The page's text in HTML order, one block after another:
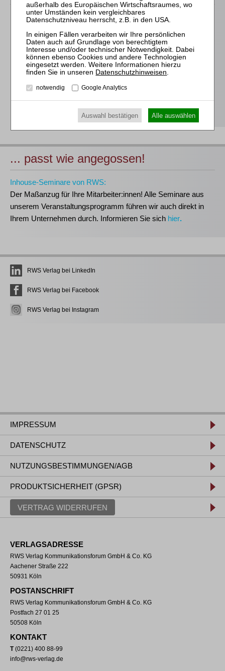
Für alle Endgeräte kompatible und browserbasierte
Individuelle Assistenz bis zur Einwahl und Verbindung mit
unserem Online-Seminar
Hochwertige Unterlagen für die Teilnahme, ideal auch zum
späteren Nachschlagen
Erwerb des anerkanntenRWS-Zertifikats
Teilnahmebescheinigungen gemäßGOI, § 15 FAO und
... passt wie angegossen!
Inhouse-Seminare von RWS:
Der Maßanzug für Ihre Mitarbeiter:innen! Alle Seminare aus
unserem Veranstaltungsprogramm führen wir auch direkt in
Ihrem Unternehmen durch. Informieren Sie sich hier.
RWS Verlag bei LinkedIn
RWS Verlag bei Facebook
RWS Verlag bei Instagram
IMPRESSUM
DATENSCHUTZ
NUTZUNGSBESTIMMUNGEN/AGB
PRODUKTSICHERHEIT (GPSR)
VERTRAG WIDERRUFEN
VERLAGSADRESSE
RWS Verlag Kommunikationsforum GmbH & Co. KG
Aachener Straße 222
50931 Köln
POSTANSCHRIFT
RWS Verlag Kommunikationsforum GmbH & Co. KG
Postfach 27 01 25
50508 Köln
KONTAKT
T(0221) 400 88-99
info@rws-verlag.de
Datenschutzhinweisen
notwendig Google Analytics
Auswahl bestätigen Alle auswählen